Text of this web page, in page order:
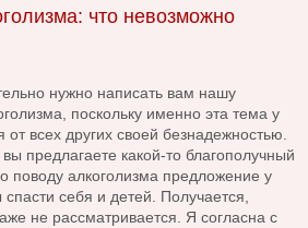
что невозможно
нужно написать вам нашу
поскольку именно эта тема у
от всех других своей безнадежностью.
предлагаете какой-то благополучный
поводу алкоголизма предложение у
себя и детей. Получается,
не рассматривается. Я согласна с